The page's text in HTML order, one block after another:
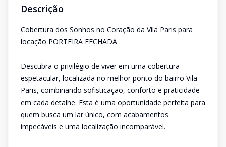
Descrição
Cobertura dos Sonhos no Coração da Vila Paris para
locação PORTEIRA FECHADA
Descubra o privilégio de viver em uma cobertura
espetacular, localizada no melhor ponto do bairro Vila
Paris, combinando sofisticação, conforto e praticidade
em cada detalhe. Esta é uma oportunidade perfeita para
quem busca um lar único, com acabamentos
impecáveis e uma localização incomparável.